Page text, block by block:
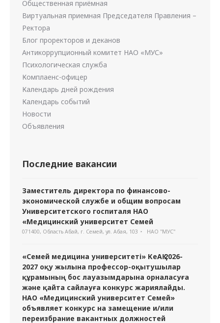
Общественная приёмная
Виртуальная приемная Председателя Правления –
Ректора
Блог проректоров и деканов
Антикоррупционный комитет НАО «МУС»
Психологическая служба
Комплаенс-офицер
Календарь дней рождения
Календарь событий
Новости
Объявления
Последние вакансии
Заместитель директора по финансово-
экономической службе и общим вопросам
Университетского госпиталя НАО
«Медицинский университет Семей
071400, Область Абай, г. Семей, ул. Абая, 103 НАО "МУС"
«Семей медицина университеті» КеАҚ 2026-
2027 оқу жылына профессор-оқытушылар
құрамының бос лауазымдарына орналасуға
және қайта сайлауға конкурс жариялайды.
НАО «Медицинский университет Семей»
объявляет конкурс на замещение и/или
переизбрание вакантных должностей